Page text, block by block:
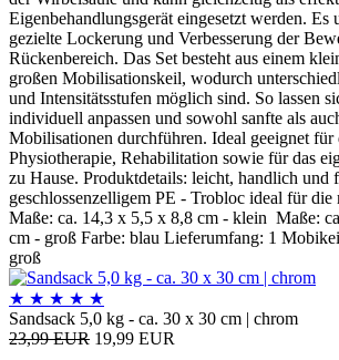
Eigenbehandlungsgerät eingesetzt werden. Es
gezielte Lockerung und Verbesserung der
Rückenbereich. Das Set besteht aus einem
großen Mobilisationskeil, wodurch
und Intensitätsstufen möglich sind. So lassen
individuell anpassen und sowohl sanfte als
Mobilisationen durchführen. Ideal geeignet für
Physiotherapie, Rehabilitation sowie für das
zu Hause. Produktdetails: leicht, handlich und
geschlossenzelligem PE - Trobloc ideal für die
Maße: ca. 14,3 x 5,5 x 8,8 cm - klein Maße:
cm - groß Farbe: blau Lieferumfang: 1
groß
★ ★ ★ ★ ★
Sandsack 5,0 kg - ca. 30 x 30 cm | chrom
23,99 EUR 19,99 EUR